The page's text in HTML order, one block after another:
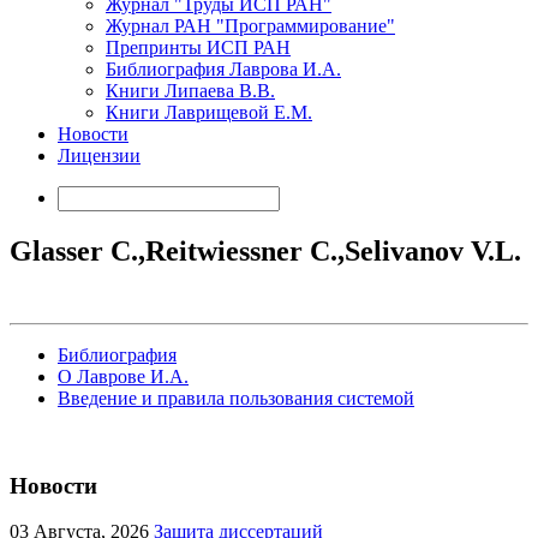
Журнал "Труды ИСП РАН"
Журнал РАН "Программирование"
Препринты ИСП РАН
Библиография Лаврова И.А.
Книги Липаева В.В.
Книги Лаврищевой Е.М.
Новости
Лицензии
Glasser C.,Reitwiessner C.,Selivanov V.L.
Библиография
О Лаврове И.А.
Введение и правила пользования системой
Новости
03 Августа, 2026 Защита диссертаций